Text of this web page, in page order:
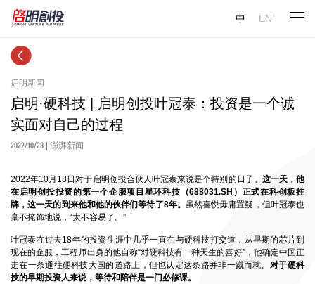
中 EN
启明新闻
启明·硬科技 | 启明创投叶冠泰：投资是一个诚
实面对自己的过程
2022/10/28 | 澎湃新闻
2022年10月18日对于启明创投合伙人叶冠泰来说是个特别的日子。 这一天，他
在启明创投投资的第一个企服项目星环科技（688031.SH）正式在科创板挂
牌，这一天的到来他和他的伙伴们等待了8年。 虽然喜悦毋庸置疑，但叶冠泰也
毫不掩饰地说，“太不容易了。”
叶冠泰在过去18年的投资生涯中几乎一直在与硬科技打交道，从早期的芯片到
现在的企服，工程师出身的他自称“对硬科技有一种天生的喜好”，他确定中国正
走在一条通往硬科技大国的道路上，但也认定这条路并非一蹴而就。对于硬科
技的早期投资人来说，等待和陪伴是一门必修课。